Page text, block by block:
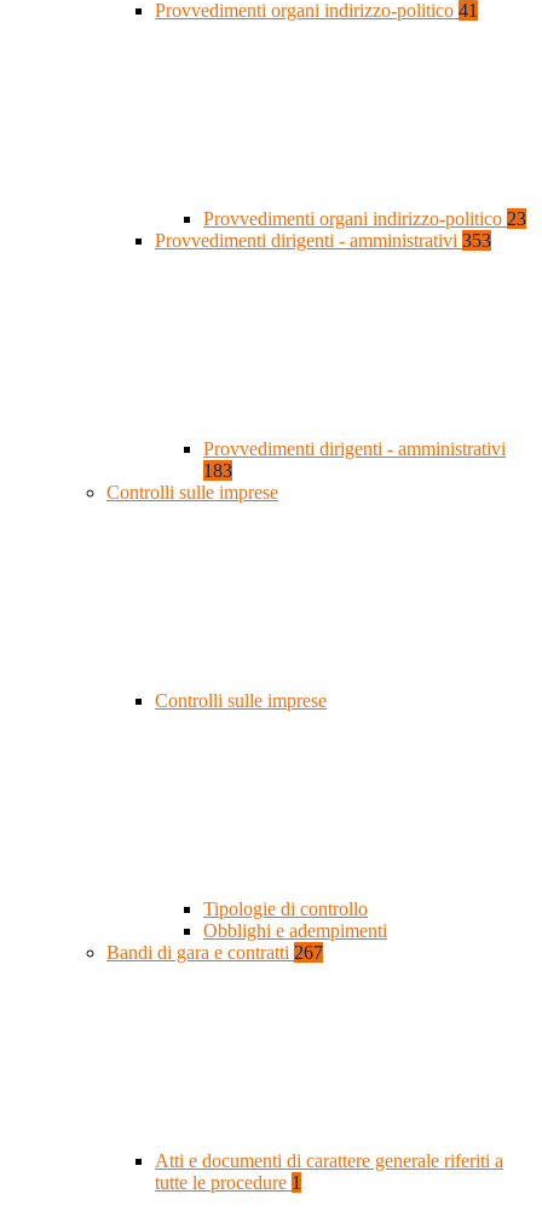
Provvedimenti organi indirizzo-politico 41
Provvedimenti organi indirizzo-politico 23
Provvedimenti dirigenti - amministrativi 353
Provvedimenti dirigenti - amministrativi
183
Controlli sulle imprese
Controlli sulle imprese
Tipologie di controllo
Obblighi e adempimenti
Bandi di gara e contratti 267
Atti e documenti di carattere generale riferiti a
tutte le procedure 1